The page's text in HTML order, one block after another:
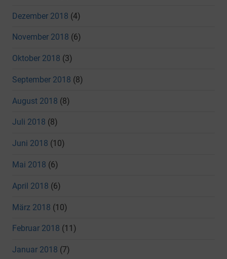
Dezember 2018 (4)
November 2018 (6)
Oktober 2018 (3)
September 2018 (8)
August 2018 (8)
Juli 2018 (8)
Juni 2018 (10)
Mai 2018 (6)
April 2018 (6)
März 2018 (10)
Februar 2018 (11)
Januar 2018 (7)